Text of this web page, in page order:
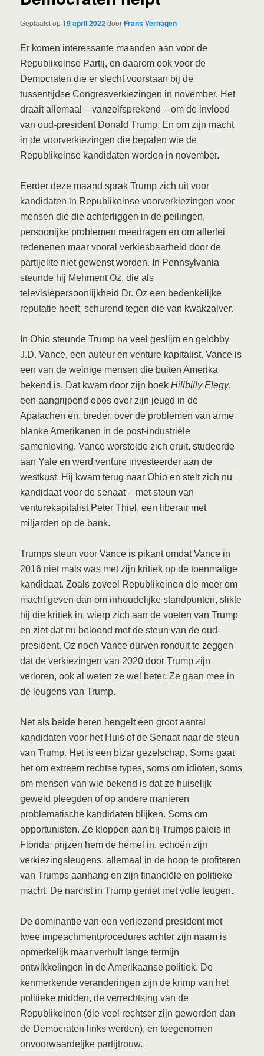
Geplaatst op19 april 2022doorFrans Verhagen
Er komen interessante maanden aan voor de
Republikeinse Partij, en daarom ook voor de
Democraten die er slecht voorstaan bij de
tussentijdse Congresverkiezingen in november. Het
draait allemaal – vanzelfsprekend – om de invloed
van oud-president Donald Trump. En om zijn macht
in de voorverkiezingen die bepalen wie de
Republikeinse kandidaten worden in november.
Eerder deze maand sprak Trump zich uit voor
kandidaten in Republikeinse voorverkiezingen voor
mensen die die achterliggen in de peilingen,
persoonijke problemen meedragen en om allerlei
redenenen maar vooral verkiesbaarheid door de
partijelite niet gewenst worden. In Pennsylvania
steunde hij Mehment Oz, die als
televisiepersoonlijkheid Dr. Oz een bedenkelijke
reputatie heeft, schurend tegen die van kwakzalver.
In Ohio steunde Trump na veel geslijm en gelobby
J.D. Vance, een auteur en venture kapitalist. Vance is
een van de weinige mensen die buiten Amerika
bekend is. Dat kwam door zijn boekHillbilly Elegy,
een aangrijpend epos over zijn jeugd in de
Apalachen en, breder, over de problemen van arme
blanke Amerikanen in de post-industriële
samenleving. Vance worstelde zich eruit, studeerde
aan Yale en werd venture investeerder aan de
westkust. Hij kwam terug naar Ohio en stelt zich nu
kandidaat voor de senaat – met steun van
venturekapitalist Peter Thiel, een liberair met
miljarden op de bank.
Trumps steun voor Vance is pikant omdat Vance in
2016 niet mals was met zijn kritiek op de toenmalige
kandidaat. Zoals zoveel Republikeinen die meer om
macht geven dan om inhoudelijke standpunten, slikte
hij die kritiek in, wierp zich aan de voeten van Trump
en ziet dat nu beloond met de steun van de oud-
president. Oz noch Vance durven ronduit te zeggen
dat de verkiezingen van 2020 door Trump zijn
verloren, ook al weten ze wel beter. Ze gaan mee in
de leugens van Trump.
Net als beide heren hengelt een groot aantal
kandidaten voor het Huis of de Senaat naar de steun
van Trump. Het is een bizar gezelschap. Soms gaat
het om extreem rechtse types, soms om idioten, soms
om mensen van wie bekend is dat ze huiselijk
geweld pleegden of op andere manieren
problematische kandidaten blijken. Soms om
opportunisten. Ze kloppen aan bij Trumps paleis in
Florida, prijzen hem de hemel in, echoën zijn
verkiezingsleugens, allemaal in de hoop te profiteren
van Trumps aanhang en zijn financiële en politieke
macht. De narcist in Trump geniet met volle teugen.
De dominantie van een verliezend president met
twee impeachmentprocedures achter zijn naam is
opmerkelijk maar verhult lange termijn
ontwikkelingen in de Amerikaanse politiek. De
kenmerkende veranderingen zijn de krimp van het
politieke midden, de verrechtsing van de
Republikeinen (die veel rechtser zijn geworden dan
de Democraten links werden), en toegenomen
onvoorwaardeljke partijtrouw.